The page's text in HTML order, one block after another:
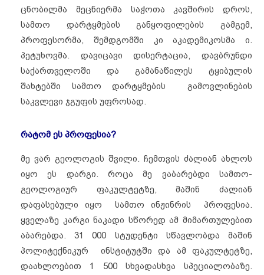
ცნობილმა მეცნიერმა საჭოთა კავშირის დროს,
სამთო დარტყმების განყოფილების გამგემ,
პროფესორმა, შემდგომში კი აკადემიკოსმა ი.
პეტუხოვმა. დავიცავი დისერტაცია, დავბრუნდი
საქართველოში და გამანაწილეს ტყიბულის
შახტებში სამთო დარტყმების გამოვლინების
საკვლევი ჯგუფის უფროსად.
რატომ ეს პროფესია?
მე ვარ გეოლოგის შვილი. ჩემთვის ძალიან ახლოს
იყო ეს დარგი. როცა მე ვაბარებდი სამთო-
გეოლოგიურ ფაკულტეტზე, მაშინ ძალიან
დაფასებული იყო სამთო ინჟინრის პროფესია.
ყველაზე კარგი ნაკადი სწორედ ამ მიმართულებით
აბარებდა. 31 000 სტუდენტი სწავლობდა მაშინ
პოლიტექნიკურ ინსტიტუტში და ამ ფაკულტეტზე,
დაახლოებით 1 500 სხვადასხვა სპეციალობაზე.